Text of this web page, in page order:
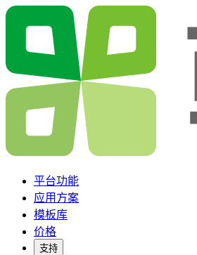
平台功能
应用方案
模板库
价格
支持